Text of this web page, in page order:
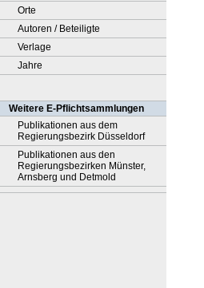
Orte
Autoren / Beteiligte
Verlage
Jahre
Weitere E-Pflichtsammlungen
Publikationen aus dem
Regierungsbezirk Düsseldorf
Publikationen aus den
Regierungsbezirken Münster,
Arnsberg und Detmold